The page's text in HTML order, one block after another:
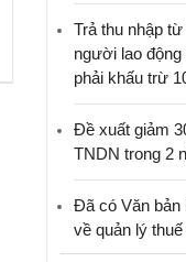
Trả thu nhập
người lao
phải khấu trừ
Đề xuất giảm
TNDN trong 2
Đã có Văn bản
về quản lý